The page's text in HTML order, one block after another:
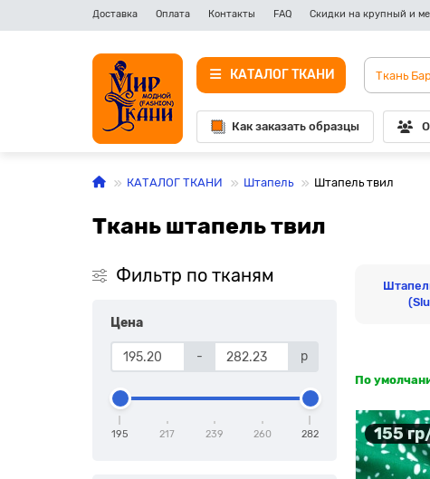
Доставка Оплата Контакты FAQ Скидки на крупный и
КАТАЛОГ ТКАНИ
Как заказать образцы
КАТАЛОГ ТКАНИ Штапель Штапель твил
Ткань штапель твил
Фильтр по тканям
Цена
- р
195 217 239 260 282
По
155